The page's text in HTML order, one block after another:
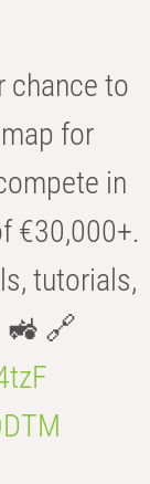
chance to
for
in
€30,000+.
tutorials,
🚜 🔗